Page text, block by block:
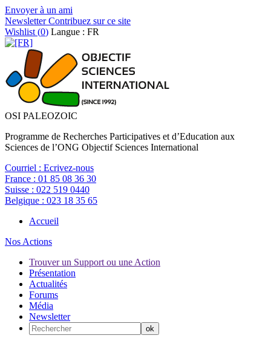
Envoyer à un ami
NewsletterContribuez sur ce site
Wishlist (0) Langue : FR
OSI PALEOZOIC
Programme de Recherches Participatives et d’Education aux
Sciences de l’ONG Objectif Sciences International
Courriel : Ecrivez-nous
France : 01 85 08 36 30
Suisse : 022 519 0440
Belgique : 023 18 35 65
Accueil
Nos Actions
Trouver un Support ou une Action
Présentation
Actualités
Forums
Média
Newsletter